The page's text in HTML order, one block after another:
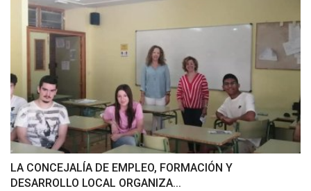
LA CONCEJALÍA DE EMPLEO, FORMACIÓN Y
DESARROLLO LOCAL ORGANIZA...